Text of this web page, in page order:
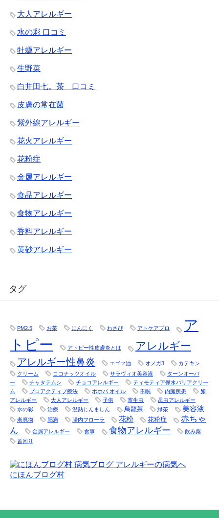
大人アレルギー
水の彩 口コミ
牡蠣アレルギー
生野菜
白井田七。茶 口コミ
皮膚の常在菌
紫外線アレルギー
花火アレルギー
花粉症
金属アレルギー
食品アレルギー
食物アレルギー
香料アレルギー
黄砂アレルギー
タグ
PM2.5 お茶 にんにく わさび アトケアプロ
ア
トピー
アトピー性皮膚炎とは アレルギー
アレルギー性鼻炎 エゴマ油 オメガ3
カテキン
クリーム
ココナッツオイル サラヴィオ美容液
ターンオーバ
ー
チャタテムシ チョコアレルギー
ティモティア保水バリアクリー
ム
プロアクティブ療法 ホホバ オイル 不眠 内臓疾患
卵
アレルギー
大人アレルギー 子供 寄生虫
昆虫アレルギー
水の彩
治療 温熱じんましん 烏龍茶 緑茶 美容液
老廃物 肥満 腸内フローラ 花粉 花粉症
赤ちゃ
ん
金属アレルギー 食事 食物アレルギー
飲み薬
首回り
にほんブログ村